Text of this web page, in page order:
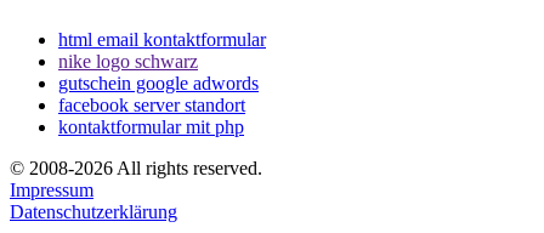
html email kontaktformular
nike logo schwarz
gutschein google adwords
facebook server standort
kontaktformular mit php
© 2008-2026 All rights reserved.
Impressum
Datenschutzerklärung